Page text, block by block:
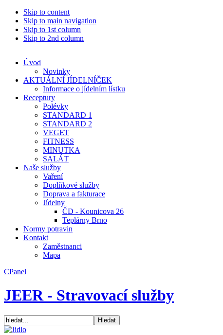
Skip to content
Skip to main navigation
Skip to 1st column
Skip to 2nd column
Úvod
Novinky
AKTUÁLNÍ JÍDELNÍČEK
Informace o jídelním lístku
Receptury
Polévky
STANDARD 1
STANDARD 2
VEGET
FITNESS
MINUTKA
SALÁT
Naše služby
Vaření
Doplňkové služby
Doprava a fakturace
Jídelny
ČD - Kounicova 26
Teplárny Brno
Normy potravin
Kontakt
Zaměstnanci
Mapa
CPanel
JEER - Stravovací služby